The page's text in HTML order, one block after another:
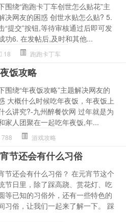
围绕“跑跑卡丁车创世怎么贴花”主
决网友的困惑 创世水贴怎么贴? 5.
“提交”按钮,等待审核通过后即可发
功6. 在发帖后,及时和其他...
18 跑跑卡丁车
饭攻略
围绕“年夜饭攻略”主题解决网友的
大概什么时候吃年夜饭，年夜饭上
么讲究?-九州醉餐饮网 过年就是为
家人团聚在一起吃年夜饭,年...
788 游戏攻略
节还会有什么习俗
节还会有什么习俗？ 在元宵节这个
节日里，除了踩高跷、赏花灯、吃
等已知的习俗外，还有一些特色的
习俗，让我们一起来了解一下。 踩